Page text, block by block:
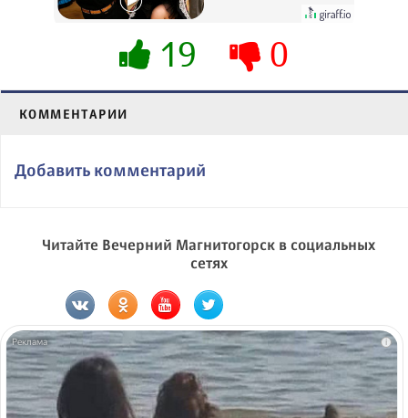
19 0
КОММЕНТАРИИ
Добавить комментарий
Читайте Вечерний Магнитогорск в социальных
сетях
i